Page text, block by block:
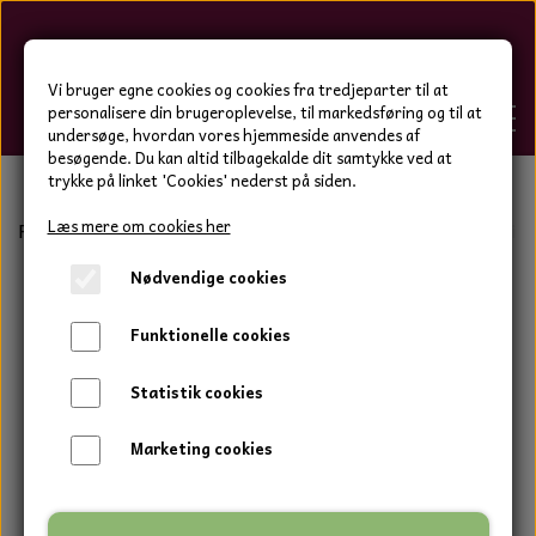
Hygge-Liv
FORSIDE
WEBSHOP
BOLIG OG HAVE
DUFTBLOKKE OG TILBEHØR
DUFT BLOKKE
VINDSPIL
HJEMMESKO OG TØJ
HJEMMESKO
RESTSALG
HJEMMESKO OG TØJ
HJEMMESKO
LÆDER BÆLTER - TASKER - CAPS
TERMOSTRØMPER LEGGINGS
Forside Bolig og have
Vi bruger egne cookies og cookies fra tredjeparter til at
personalisere din brugeroplevelse, til markedsføring og til at
undersøge, hvordan vores hjemmeside anvendes af
besøgende. Du kan altid tilbagekalde dit samtykke ved at
trykke på linket 'Cookies' nederst på siden.
Læs mere om cookies her
Nødvendige cookies
Funktionelle cookies
Statistik cookies
Marketing cookies